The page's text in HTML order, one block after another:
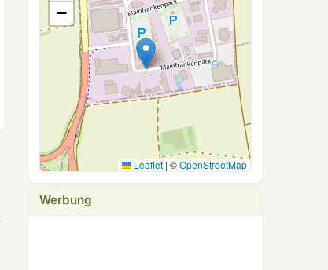
−
Leaflet | ©OpenStreetMap
Werbung